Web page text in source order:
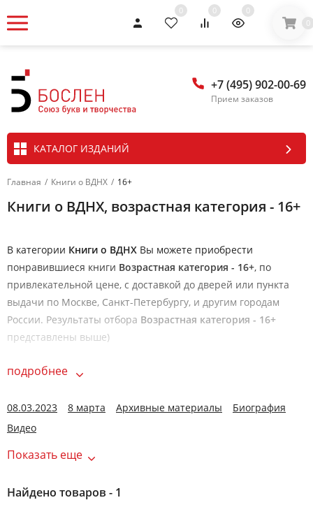
0 0
0
0
+7 (495) 902-00-69
Прием заказов
КАТАЛОГ ИЗДАНИЙ
Главная / Книги о ВДНХ / 16+
Книги о ВДНХ, возрастная категория - 16+
В категории Книги о ВДНХ Вы можете приобрести
понравившиеся книги Возрастная категория - 16+, по
привлекательной цене, с доставкой до дверей или пункта
выдачи по Москве, Санкт-Петербургу, и другим городам
России. Результаты отбора Возрастная категория - 16+
представлены выше)
подробнее
08.03.2023 8 марта Архивные материалы
Биография
Видео
Показать еще
Найдено товаров - 1